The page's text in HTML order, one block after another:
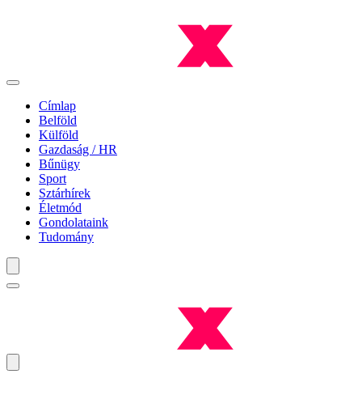
Címlap
Belföld
Külföld
Gazdaság / HR
Bűnügy
Sport
Sztárhírek
Életmód
Gondolataink
Tudomány